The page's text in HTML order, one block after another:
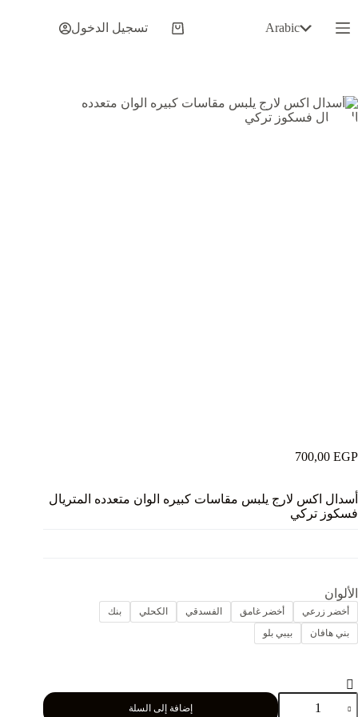
إلى
المحتوى
Arabic
عربة
تسجيل الدخول
700,00 EGP
أسدال اكس لارج يلبس مقاسات كبيره الوان متعدده المتريال
فسكوز تركي
الألوان
أخضر زرعي أخضر غامق الفسدقي الكحلي
بنك
بني هافان
بيبي بلو
كمية
أسدال
إضافة إلى السلة